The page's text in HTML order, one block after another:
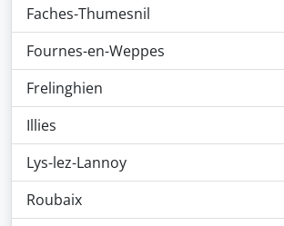
Faches-Thumesnil
Fournes-en-Weppes
Frelinghien
Illies
Lys-lez-Lannoy
Roubaix